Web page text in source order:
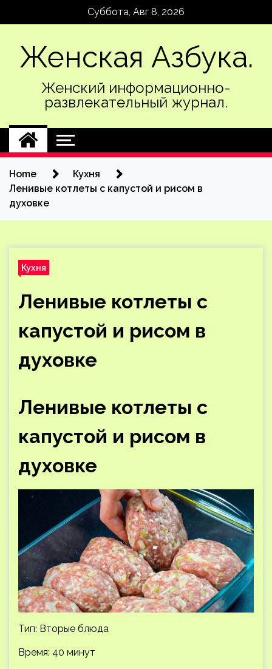
Суббота, Авг 8, 2026
Женская Азбука.
Женский информационно-
развлекательный журнал.
Home
Кухня
Ленивые котлеты с капустой и рисом в
духовке
Кухня
Ленивые котлеты с
капустой и рисом в
духовке
Ленивые котлеты с
капустой и рисом в
духовке
Тип: Вторые блюда
Время: 40 минут